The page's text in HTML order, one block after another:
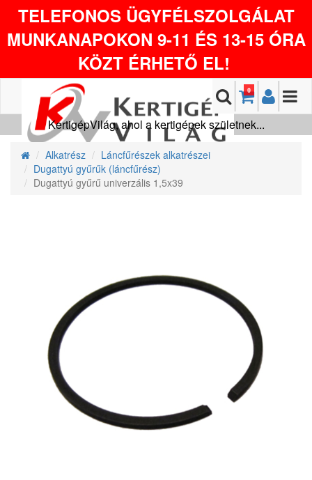
TELEFONOS ÜGYFÉLSZOLGÁLAT
MUNKANAPOKON 9-11 ÉS 13-15 ÓRA
KÖZT ÉRHETŐ EL!
0
KertigépVilág, ahol a kertigépek születnek...
Alkatrész
Láncfűrészek alkatrészei
Dugattyú gyűrűk (láncfűrész)
Dugattyú gyűrű univerzális 1,5x39